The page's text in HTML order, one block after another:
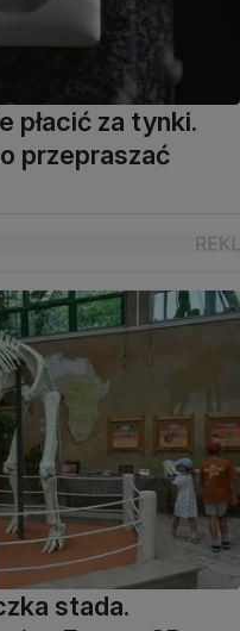
płacić za tynki.
przepraszać
stada.